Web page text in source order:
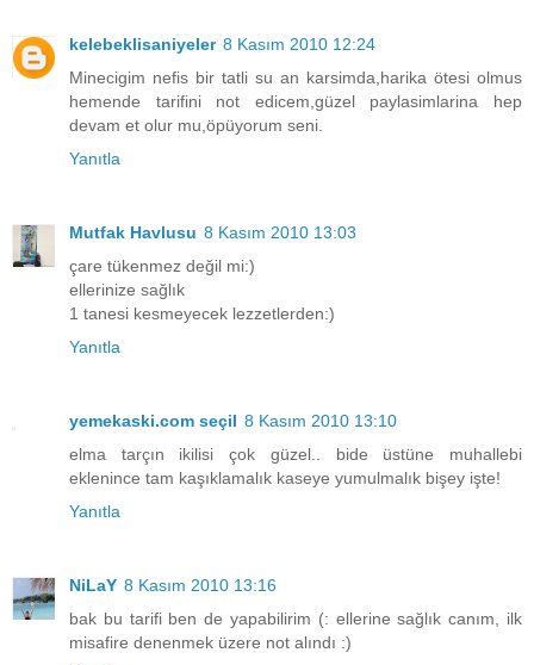
kelebeklisaniyeler 8 Kasım 2010 12:24
Minecigim nefis bir tatli su an karsimda,harika ötesi olmus
hemende tarifini not edicem,güzel paylasimlarina hep
devam et olur mu,öpüyorum seni.
Yanıtla
Mutfak Havlusu 8 Kasım 2010 13:03
çare tükenmez değil mi:)
ellerinize sağlık
1 tanesi kesmeyecek lezzetlerden:)
Yanıtla
yemekaski.com seçil 8 Kasım 2010 13:10
elma tarçın ikilisi çok güzel.. bide üstüne muhallebi
eklenince tam kaşıklamalık kaseye yumulmalık bişey işte!
Yanıtla
NiLaY 8 Kasım 2010 13:16
bak bu tarifi ben de yapabilirim (: ellerine sağlık canım, ilk
misafire denenmek üzere not alındı :)